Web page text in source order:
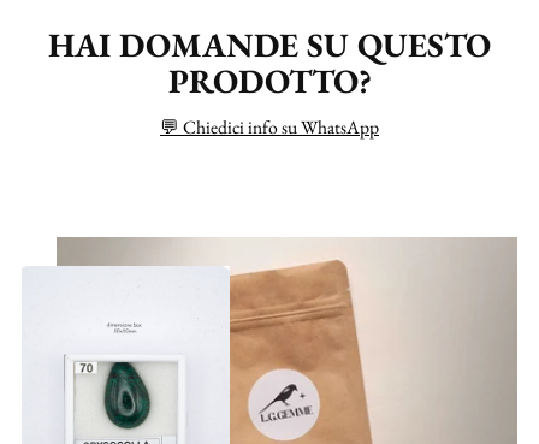
HAI DOMANDE SU QUESTO
PRODOTTO?
💬 Chiedici info su WhatsApp